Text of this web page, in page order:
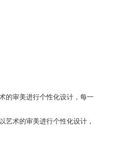
的审美进行个性化设计，每一
艺术的审美进行个性化设计，